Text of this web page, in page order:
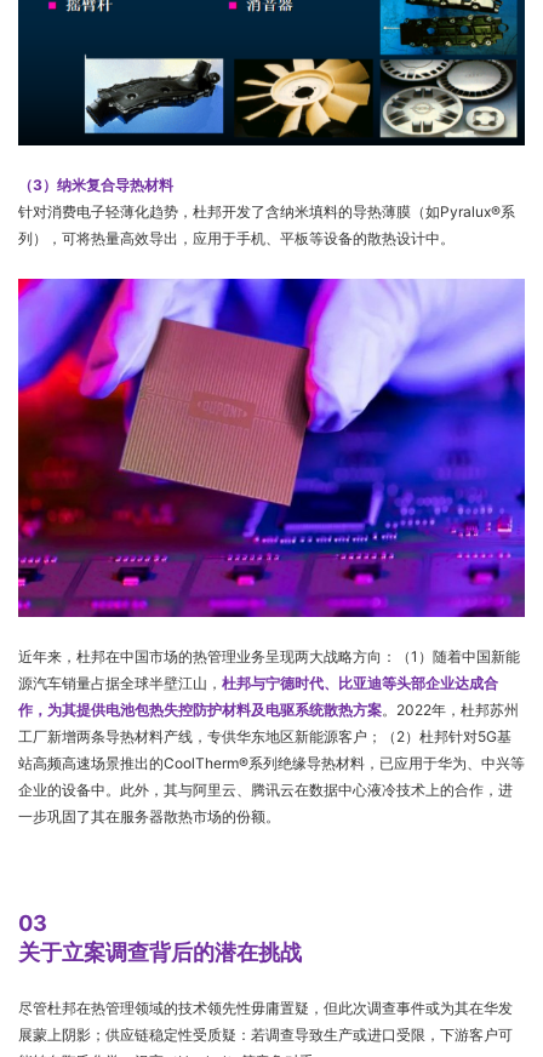
（3）纳米复合导热材料
针对消费电子轻薄化趋势，杜邦开发了含纳米填料的导热薄膜（如Pyralux®系
列），可将热量高效导出，应用于手机、平板等设备的散热设计中。
近年来，杜邦在中国市场的热管理业务呈现两大战略方向：（1）随着中国新能
源汽车销量占据全球半壁江山， 杜邦与宁德时代、比亚迪等头部企业达成合
作，为其提供电池包热失控防护材料及电驱系统散热方案。2022年，杜邦苏州
工厂新增两条导热材料产线，专供华东地区新能源客户；（2）杜邦针对5G基
站高频高速场景推出的CoolTherm®系列绝缘导热材料，已应用于华为、中兴等
企业的设备中。此外，其与阿里云、腾讯云在数据中心液冷技术上的合作，进
一步巩固了其在服务器散热市场的份额。
03
关于立案调查背后的潜在挑战
尽管杜邦在热管理领域的技术领先性毋庸置疑，但此次调查事件或为其在华发
展蒙上阴影；供应链稳定性受质疑：若调查导致生产或进口受限，下游客户可